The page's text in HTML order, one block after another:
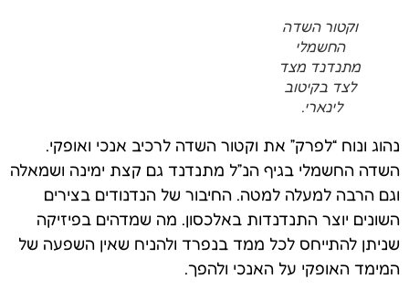
וקטור השדה
החשמלי
מתנדנד מצד
לצד בקיטוב
לינארי.
נהוג ונוח “לפרק” את וקטור השדה לרכיב אנכי ואופקי.
השדה החשמלי בגיף הנ”ל מתנדנד גם קצת ימינה ושמאלה
וגם הרבה למעלה למטה. החיבור של הנדנודים בצירים
השונים יוצר התנדנדות באלכסון. מה שמדהים בפיזיקה
שניתן להתייחס לכל ממד בנפרד ולהניח שאין השפעה של
המימד האופקי על האנכי ולהפך.